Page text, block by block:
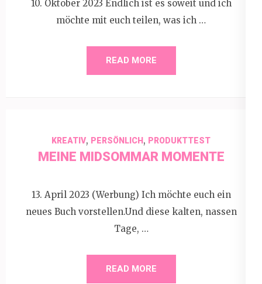
10. Oktober 2023 Endlich ist es soweit und ich
möchte mit euch teilen, was ich …
READ MORE
KREATIV, PERSÖNLICH, PRODUKTTEST
MEINE MIDSOMMAR MOMENTE
13. April 2023 (Werbung) Ich möchte euch ein
neues Buch vorstellen.Und diese kalten, nassen
Tage, …
READ MORE